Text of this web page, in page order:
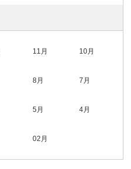
11月 10月
8月 7月
5月 4月
02月